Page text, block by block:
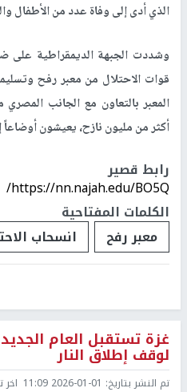
الذي أدى إلى وفاة عدد من الأطفال
وشددت الجبهة الديمقراطية على
قوات الاحتلال من معبر رفح
المعبر بالتعاون مع الجانب
أكثر من مليون نازح، يعيشون
رابط قصير
https://nn.najah.edu/BO5Q/
الكلمات المفتاحية
معبر رفح
انسحاب
غزة تستقبل العام
لوقف إطلاق النار
تم النشر بتاريخ: 2026-01-01 11:09